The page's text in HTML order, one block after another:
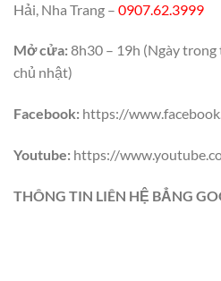
Hải, Nha Trang – 0907.62.3999
Mở cửa:8h30 – 19h (Ngày
chủ nhật)
Facebook: https://
Youtube: https://
THÔNG TIN LIÊN HỆ BẲNG